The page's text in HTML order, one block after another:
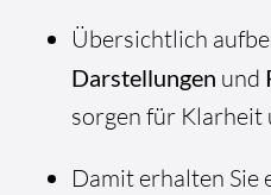
Übersichtlich
Darstellungen und
sorgen für Klarheit
Damit erhalten Sie